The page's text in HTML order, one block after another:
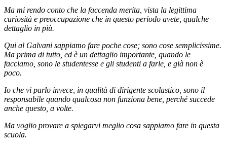
Ma mi rendo conto che la faccenda merita, vista la legittima
curiosità e preoccupazione che in questo periodo avete, qualche
dettaglio in più.
Qui al Galvani sappiamo fare poche cose; sono cose semplicissime.
Ma prima di tutto, ed è un dettaglio importante, quando le
facciamo, sono le studentesse e gli studenti a farle, e già non è
poco.
Io che vi parlo invece, in qualità di dirigente scolastico, sono il
responsabile quando qualcosa non funziona bene, perché succede
anche questo, a volte.
Ma voglio provare a spiegarvi meglio cosa sappiamo fare in questa
scuola.